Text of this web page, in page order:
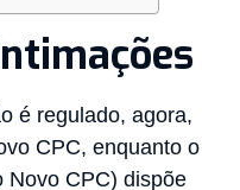
é regulado, agora,
CPC, enquanto o
Novo CPC) dispõe